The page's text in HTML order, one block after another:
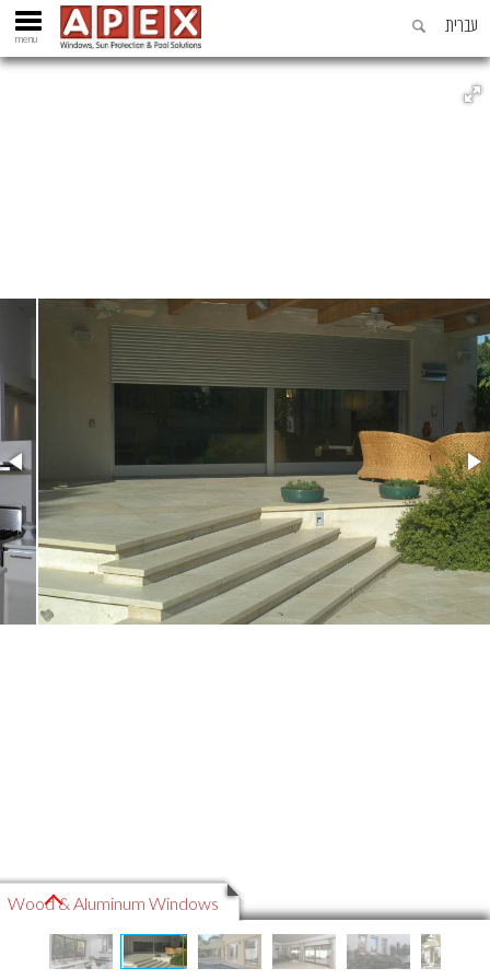
עברית
menu
Wood & Aluminum Windows